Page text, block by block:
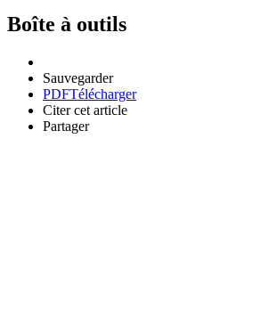
Boîte à outils
Sauvegarder
PDFTélécharger
Citer cet article
Partager